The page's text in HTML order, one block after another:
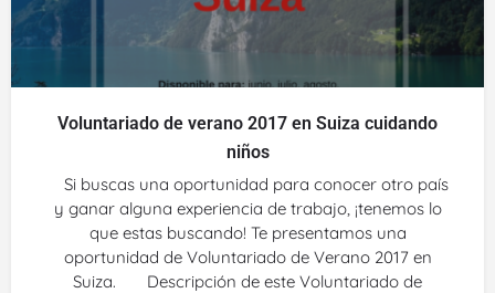
Voluntariado de verano 2017 en Suiza cuidando
niños
Si buscas una oportunidad para conocer otro país
y ganar alguna experiencia de trabajo, ¡tenemos lo
que estas buscando! Te presentamos una
oportunidad de Voluntariado de Verano 2017 en
Suiza. Descripción de este Voluntariado de